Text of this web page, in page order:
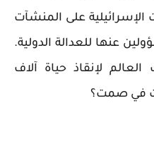
الإسرائيلية على المنشآت
عنها للعدالة الدولية.
لإنقاذ حياة آلاف
في صمت؟